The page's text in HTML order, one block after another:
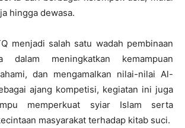
hingga dewasa.
menjadi salah satu wadah pembinaan
dalam meningkatkan kemampuan
dan mengamalkan nilai-nilai Al-
ajang kompetisi, kegiatan ini juga
memperkuat syiar Islam serta
masyarakat terhadap kitab suci.